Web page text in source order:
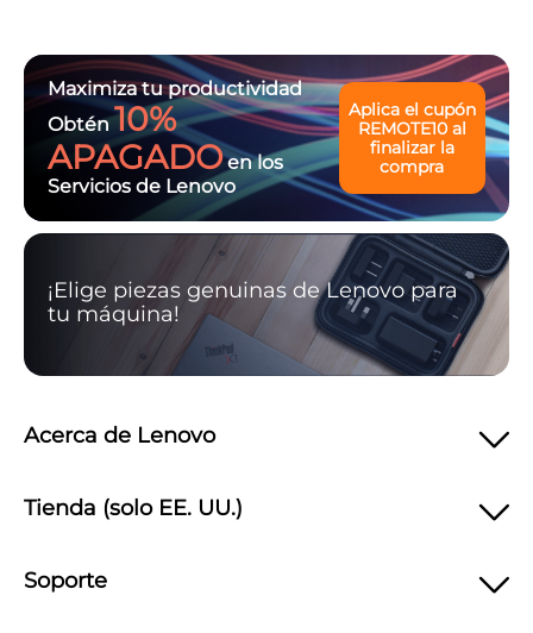
Maximiza tu productividad
Obtén10%
APAGADOen los
Servicios de Lenovo
Aplica el cupón
REMOTE10al
finalizar la
compra
¡Elige piezas genuinas de Lenovo para
tu máquina!
Acerca de Lenovo
Tienda (solo EE. UU.)
Soporte